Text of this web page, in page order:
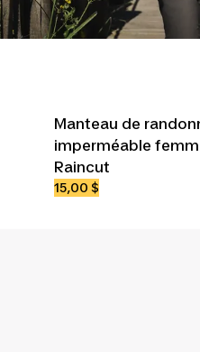
Manteau de
imperméable
Raincut
15,00 $